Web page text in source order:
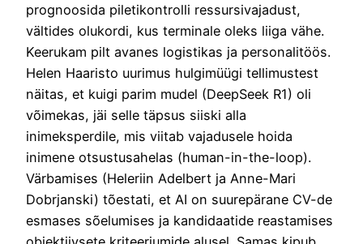
prognoosida piletikontrolli ressursivajadust,
vältides olukordi, kus terminale oleks liiga vähe.
Keerukam pilt avanes logistikas ja personalitöös.
Helen Haaristo uurimus hulgimüügi tellimustest
näitas, et kuigi parim mudel (DeepSeek R1) oli
võimekas, jäi selle täpsus siiski alla
inimeksperdile, mis viitab vajadusele hoida
inimene otsustusahelas (human-in-the-loop).
Värbamises (Heleriin Adelbert ja Anne-Mari
Dobrjanski) tõestati, et AI on suurepärane CV-de
esmases sõelumises ja kandidaatide reastamises